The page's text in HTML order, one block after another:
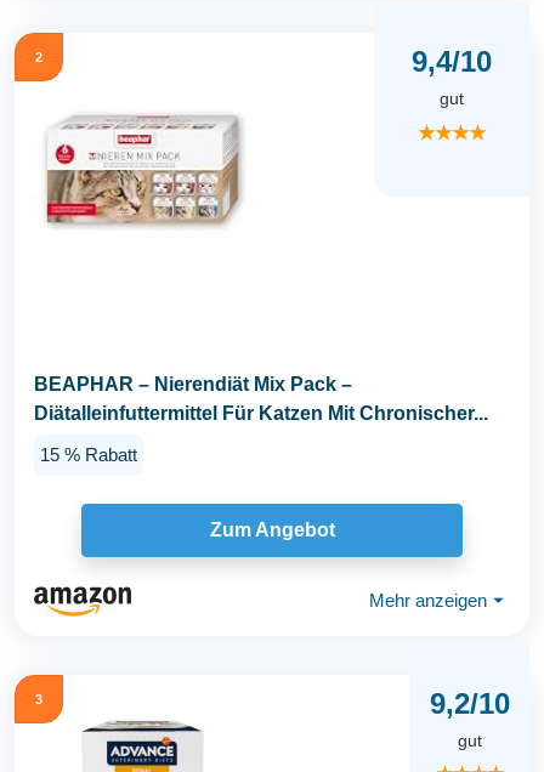
2 9,4/10
gut
★★★★
BEAPHAR – Nierendiät Mix Pack –
Diätalleinfuttermittel Für Katzen Mit Chronischer...
15 % Rabatt
Zum Angebot
Mehr anzeigen ⏷
3 9,2/10
gut